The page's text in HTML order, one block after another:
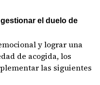
el duelo de
y lograr una
de acogida, los
las siguientes